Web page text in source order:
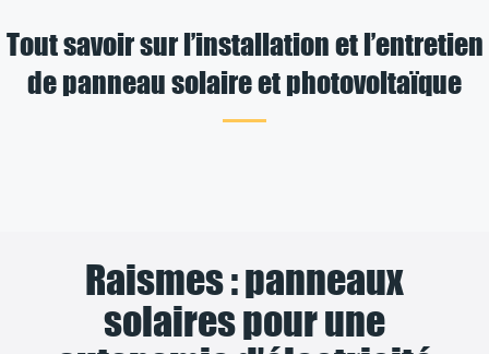
Tout savoir sur l’installation et l’entretien
de panneau solaire et photovoltaïque
Raismes : panneaux
solaires pour une